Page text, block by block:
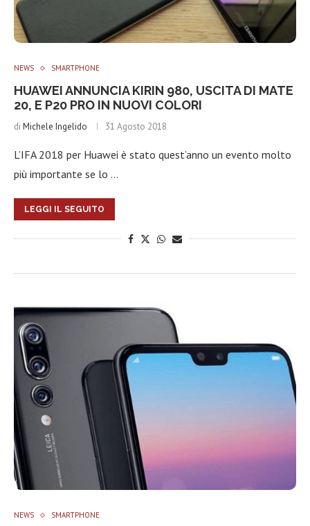
NEWS SMARTPHONE
HUAWEI ANNUNCIA KIRIN 980, USCITA DI MATE
20, E P20 PRO IN NUOVI COLORI
di Michele Ingelido 31 Agosto 2018
L’IFA 2018 per Huawei è stato quest’anno un evento molto
più importante se lo …
LEGGI IL SEGUITO
NEWS SMARTPHONE